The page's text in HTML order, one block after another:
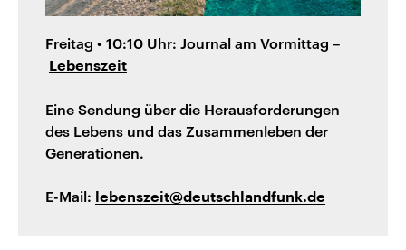
Freitag • 10:10 Uhr: Journal am Vormittag –
Lebenszeit
Eine Sendung über die Herausforderungen
des Lebens und das Zusammenleben der
Generationen.
E-Mail: lebenszeit@deutschlandfunk.de